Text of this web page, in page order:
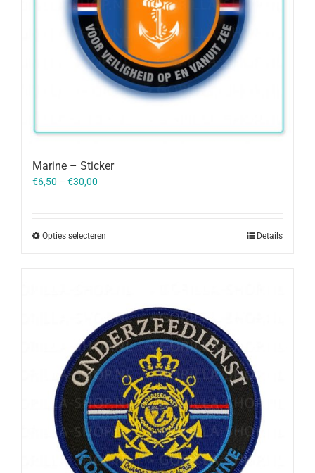
Marine – Sticker
€6,50 – €30,00
Opties selecteren Details